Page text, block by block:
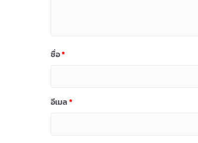
ชื่อ*
อีเมล*